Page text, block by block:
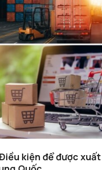
kiện để được